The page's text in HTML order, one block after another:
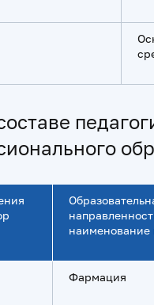
наименование
Фармация